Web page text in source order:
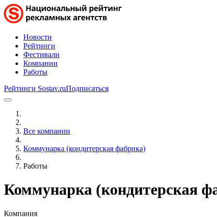
Новости
Рейтинги
Фестивали
Компании
Работы
Рейтинги Sostav.ruПодписаться
Все компании
Коммунарка (кондитерская фабрика)
Работы
Коммунарка (кондитерская
Компания